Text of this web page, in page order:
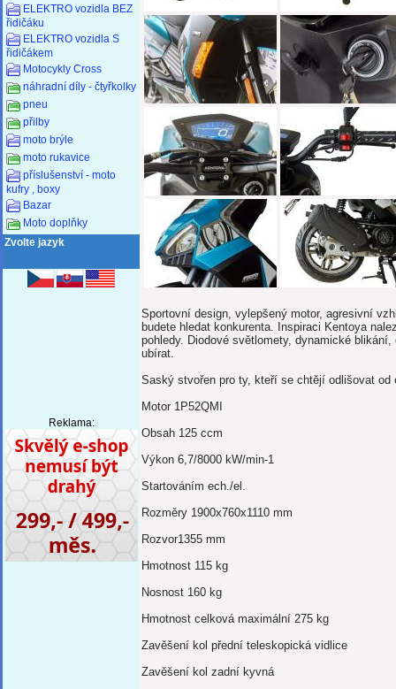
ELEKTRO vozidla BEZ
řidičáku
ELEKTRO vozidla S
řidičákem
Motocykly Cross
náhradní díly - čtyřkolky
pneu
přilby
moto brýle
moto rukavice
příslušenství - moto
kufry , boxy
Bazar
Moto doplňky
Zvolte jazyk
Reklama:
Sportovní design, vylepšený motor, agresivní
budete hledat konkurenta. Inspiraci Kentoya
pohledy. Diodové světlomety, dynamické
ubírat.
Saský stvořen pro ty, kteří se chtějí odlišovat od
Motor 1P52QMI
Obsah 125 ccm
Výkon 6,7/8000 kW/min-1
Startováním ech./el.
Rozměry 1900x760x1110 mm
Rozvor1355 mm
Hmotnost 115 kg
Nosnost 160 kg
Hmotnost celková maximální 275 kg
Zavěšení kol přední teleskopická vidlice
Zavěšení kol zadní kyvná